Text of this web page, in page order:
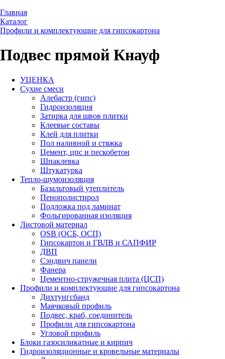
Главная
Каталог
Профили и комплектующие для гипсокартона
Подвес прямой Кнауф
УЦЕНКА
Сухие смеси
Алебастр (гипс)
Гидроизоляция
Затирка для швов плитки
Клеевые составы
Клей для плитки
Пол наливной и стяжка
Цемент, цпс и пескобетон
Шпаклевка
Штукатурка
Тепло-шумоизоляция
Базальтовый утеплитель
Пенополистирол
Подложка под ламинат
Фольгированная изоляция
Листовой материал
OSB (ОСБ, ОСП)
Гипсокартон и ГВЛВ и САПФИР
ДВП
Сэндвич панели
Фанера
Цементно-стружечная плита (ЦСП)
Профили и комплектующие для гипсокартона
Дихтунгсбанд
Маячковый профиль
Подвес, краб, соединитель
Профили для гипсокартона
Угловой профиль
Блоки газосиликатные и кирпич
Гидроизоляционные и кровельные материалы